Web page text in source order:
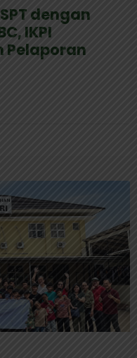
dengan
IKPI
Pelaporan